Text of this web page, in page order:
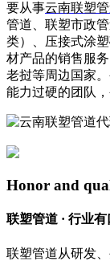
要从事云南联塑
管道、联塑市政
类）、压接式涂
材产品的销售服
老挝等周边国家
能力过硬的团队
Honor and
联塑管道 · 行业
联塑管道从研发